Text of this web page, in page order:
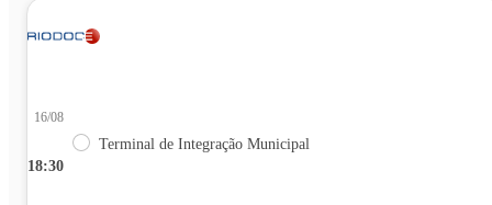
18:30
16/08
Terminal de Integração Municipal